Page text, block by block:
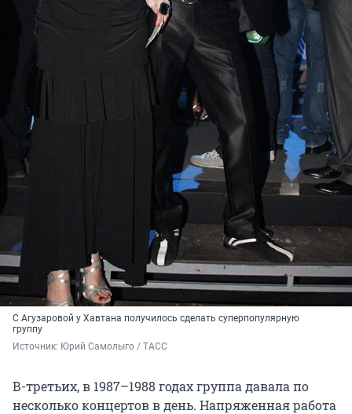
С Агузаровой у Хавтана получилось сделать суперпопулярную
группу
Источник: Юрий Самолыго / ТАСС
В-третьих, в 1987–1988 годах группа давала по
несколько концертов в день. Напряженная работа